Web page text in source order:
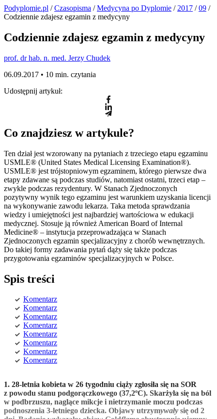
Podyplomie.pl /Czasopisma /Medycyna po Dyplomie / 2017 /09 /
Codziennie zdajesz egzamin z medycyny
Codziennie zdajesz egzamin z medycyny
prof. dr hab. n. med. Jerzy Chudek
06.09.2017 • 10 min. czytania
Udostępnij artykuł:
Co znajdziesz w artykule?
Ten dział jest wzorowany na pytaniach z trzeciego etapu egzaminu
USMLE® (United States Medical Licensing Examination®).
USMLE® jest trójstopniowym egzaminem, którego pierwsze dwa
etapy zdawane są podczas studiów, natomiast ostatni, trzeci etap –
zwykle podczas rezydentury. W Stanach Zjednoczonych
pozytywny wynik tego egzaminu jest warunkiem uzyskania licencji
na wykonywanie zawodu lekarza. Taka metoda sprawdzania
wiedzy i umiejętności jest najbardziej wartościowa w edukacji
medycznej. Stosuje ją również American Board of Internal
Medicine® – instytucja przeprowadzająca w Stanach
Zjednoczonych egzamin specjalizacyjny z chorób wewnętrznych.
Do takiej formy zadawania pytań dąży się także podczas
przygotowania egzaminów specjalizacyjnych w Polsce.
Spis treści
Komentarz
Komentarz
Komentarz
Komentarz
Komentarz
Komentarz
Komentarz
Komentarz
1. 28-letnia kobieta w 26 tygodniu ciąży zgłosiła się na SOR
z powodu stanu podgorączkowego (37,2ºC). Skarżyła się na ból
w podbrzuszu, naglące mikcje i nietrzymanie moczu podczas
podnoszenia 3-letniego dziecka. Objawy utrzymywały się od 2